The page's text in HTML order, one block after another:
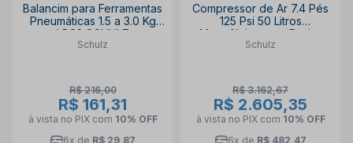
Balancim para Ferramentas
Pneumáticas 1.5 a 3.0 Kg
LBS2 SCHULZ
Schulz
R$ 216,00
R$ 161,31
à vista no PIX com 10% OFF
6x de R$ 29,87
Compressor de Ar 7.4 Pés
125 Psi 50 Litros
Monofásico com Rodas
CSI7.4/50 SCHULZ
Schulz
R$ 3.162,67
R$ 2.605,35
à vista no PIX com 10% OFF
6x de R$ 482,47